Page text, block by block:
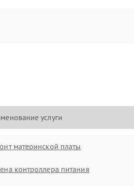
услуги
материнской платы
контроллера питания